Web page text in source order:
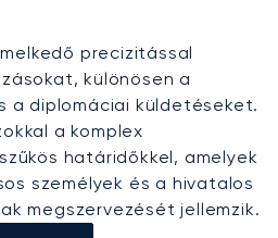
precizitással
különösen a
a diplomáciai küldetéseket.
a komplex
határidőkkel, amelyek
személyek és a hivatalos
megszervezését jellemzik.